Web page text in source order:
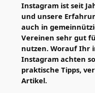
Instagram ist seit
und unsere
auch in
Vereinen sehr gut
nutzen. Worauf Ihr
Instagram achten
praktische Tipps,
Artikel.